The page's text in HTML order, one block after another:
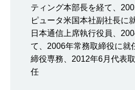
ティング本部長を経て、
ピュータ米国本社副社長に
日本通信上席執行役員、
て、2006年常務取締役に就
締役専務、2012年6月代表
任